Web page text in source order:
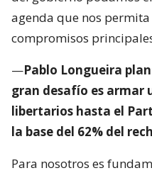
agenda que nos
compromisos
—Pablo Longueira
gran desafío es armar
libertarios hasta el
la base del 62% del
Para nosotros es